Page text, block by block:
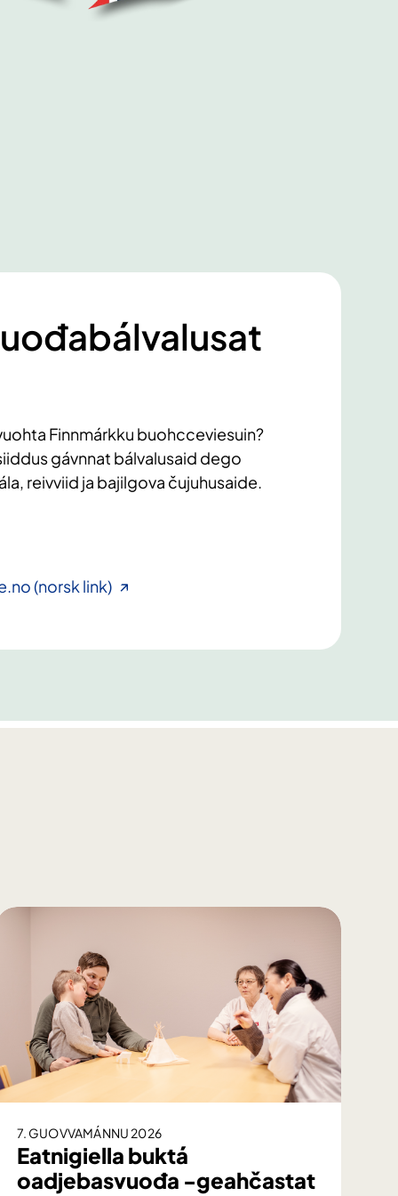
Finnmárkku buohcceviesuin?
gávnnat bálvalusaid dego
reivviid ja bajilgova čujuhusaide.
(norsk link)
7. GUOVVAMÁNNU 2026
Eatnigiella buktá
oadjebasvuođa -geahčastat